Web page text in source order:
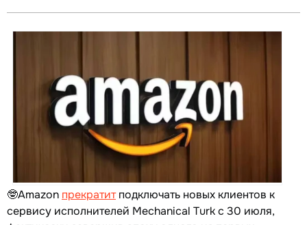
🤓Amazon прекратитподключать новых клиентов к
сервису исполнителей Mechanical Turk с 30 июля,